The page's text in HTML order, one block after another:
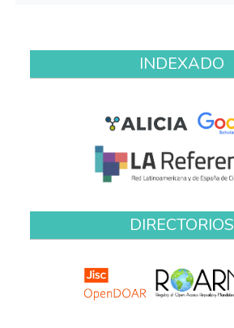
INDEXADO
DIRECTORIOS